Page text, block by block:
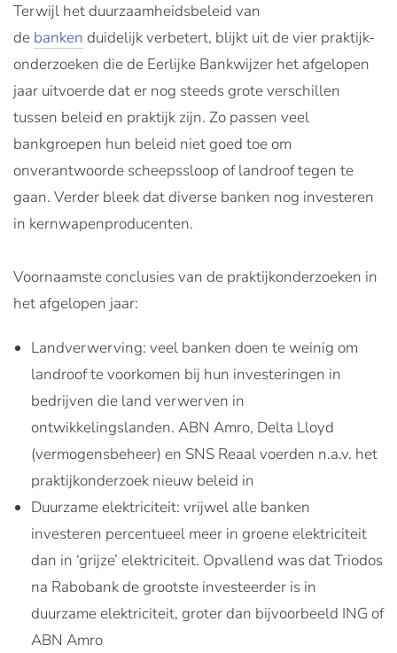
Terwijl het duurzaamheidsbeleid van
de banken duidelijk verbetert, blijkt uit de vier praktijk-
onderzoeken die de Eerlijke Bankwijzer het afgelopen
jaar uitvoerde dat er nog steeds grote verschillen
tussen beleid en praktijk zijn. Zo passen veel
bankgroepen hun beleid niet goed toe om
onverantwoorde scheepssloop of landroof tegen te
gaan. Verder bleek dat diverse banken nog investeren
in kernwapenproducenten.
Voornaamste conclusies van de praktijkonderzoeken in
het afgelopen jaar:
Landverwerving: veel banken doen te weinig om
landroof te voorkomen bij hun investeringen in
bedrijven die land verwerven in
ontwikkelingslanden. ABN Amro, Delta Lloyd
(vermogensbeheer) en SNS Reaal voerden n.a.v. het
praktijkonderzoek nieuw beleid in
Duurzame elektriciteit: vrijwel alle banken
investeren percentueel meer in groene elektriciteit
dan in ‘grijze’ elektriciteit. Opvallend was dat Triodos
na Rabobank de grootste investeerder is in
duurzame elektriciteit, groter dan bijvoorbeeld ING of
ABN Amro